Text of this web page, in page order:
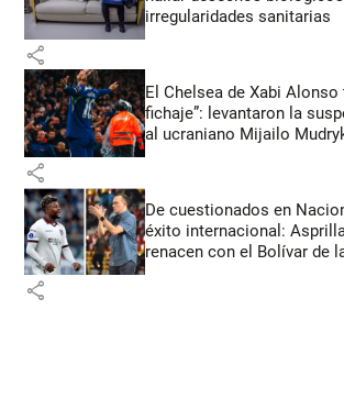
irregularidades sanitarias
share
El Chelsea de Xabi Alonso
fichaje”: levantaron la
al ucraniano Mijailo
share
De cuestionados en
éxito internacional:
renacen con el Bolívar de
share